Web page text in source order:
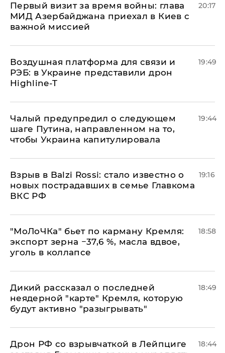
Первый визит за время войны: глава
МИД Азербайджана приехал в Киев с
важной миссией
20:17
Воздушная платформа для связи и
РЭБ: в Украине представили дрон
Highline-T
19:49
Чалый предупредил о следующем
шаге Путина, направленном на то,
чтобы Украина капитулировала
19:44
Взрыв в Balzi Rossi: стало известно о
новых пострадавших в семье Главкома
ВКС РФ
19:16
​"МоЛоЧКа" бьет по карману Кремля:
экспорт зерна −37,6 %, масла вдвое,
уголь в коллапсе
18:58
Дикий рассказал о последней
неядерной "карте" Кремля, которую
будут активно "разыгрывать"
18:49
​Дрон РФ со взрывчаткой в Лейпциге
18:44